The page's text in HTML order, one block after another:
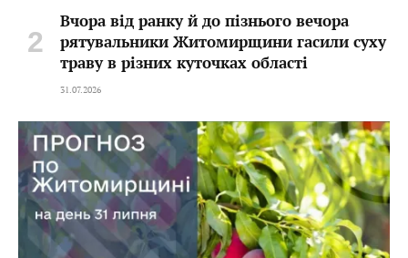
Вчора від ранку й до пізнього вечора
рятувальники Житомирщини гасили суху
траву в різних куточках області
31.07.2026